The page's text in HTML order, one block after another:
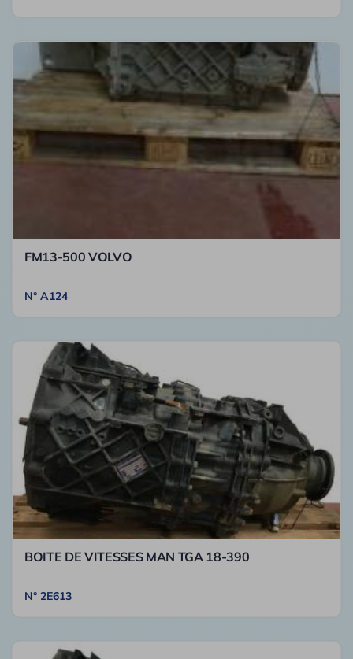
FM13-500 VOLVO
N° A124
BOITE DE VITESSES MAN TGA 18-390
N° 2E613